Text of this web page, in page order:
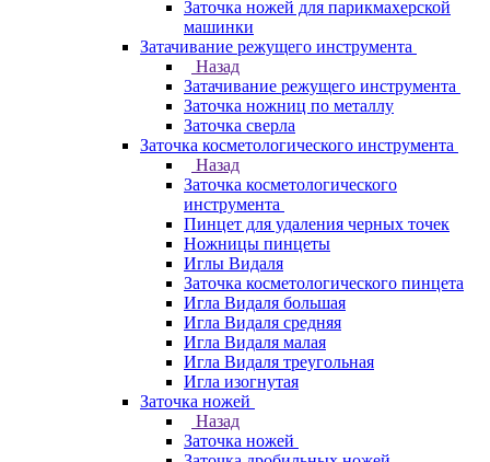
Заточка ножей для парикмахерской
машинки
Затачивание режущего инструмента
Назад
Затачивание режущего инструмента
Заточка ножниц по металлу
Заточка сверла
Заточка косметологического инструмента
Назад
Заточка косметологического
инструмента
Пинцет для удаления черных точек
Ножницы пинцеты
Иглы Видаля
Заточка косметологического пинцета
Игла Видаля большая
Игла Видаля средняя
Игла Видаля малая
Игла Видаля треугольная
Игла изогнутая
Заточка ножей
Назад
Заточка ножей